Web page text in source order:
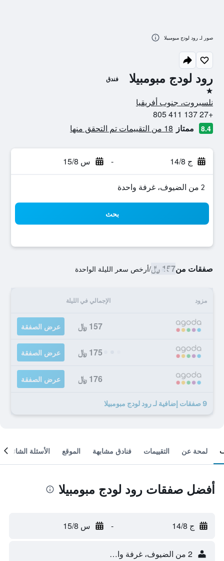
رود لودج مبومبيلا فندق
نجمة واحدة
نلسبروت، جنوب أفريقيا
+27 137 411 805
8.4 ممتاز 18 من التقييمات تم التحقق منها
ج 14/8 - س 15/8
2 من الضيوف، غرفة واحدة
بحث
صفقات من157 ﷼ /أرخص سعر الليلة الواحدة
مزود الإجمالي في الليلة
157 ﷼ عرض الصفقة
175 ﷼ عرض الصفقة
176 ﷼ عرض الصفقة
9 صفقات إضافية لـ رود لودج مبومبيلا
صور لـ رود لودج مبومبيلا
لمحة عن التقييمات فنادق مشابهة الموقع الأسئلة الشائعة
أفضل صفقات رود لودج مبومبيلا
ج 14/8 - س 15/8
2 من الضيوف، غرفة واحدة